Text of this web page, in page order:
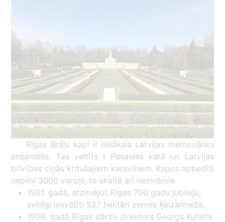
Rīgas Brāļu kapi ir lielākais Latvijas memoriālais
ansamblis. Tas veltīts I Pasaules karā un Latvijas
brīvības cīņās kritušajiem karavīriem. Kapos apbedīti
nepilni 3000 varoņi, to skaitā arī nezināmie.
1901. gadā, atzīmējot Rīgas 700 gadu jubileju,
svinīgi iesvētīti 527 hektāri zemes Ķeizarmežā.
1909. gadā Rīgas dārzu direktors Georgs Kufalts